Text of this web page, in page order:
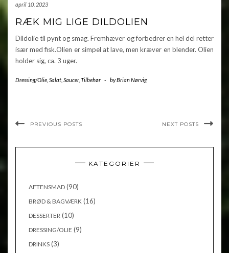
april 10, 2023
RÆK MIG LIGE DILDOLIEN
Dildolie til pynt og smag. Fremhæver og forbedrer en hel del retter
især med fisk.Olien er simpel at lave, men kræver en blender. Olien
holder sig, ca. 3 uger.
Dressing/Olie Salat Saucer, Tilbehør - byBrian Nørvig
PREVIOUS POSTS NEXT POSTS
KATEGORIER
AFTENSMAD (90)
BRØD & BAGVÆRK (16)
DESSERTER (10)
DRESSING/OLIE (9)
DRINKS (3)